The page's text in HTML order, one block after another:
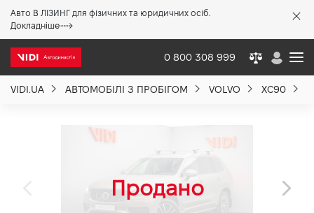
Авто В ЛІЗИНГ для фізичних та юридичних осіб.
Докладніше
0 800 308 999
VIDI.UA АВТОМОБІЛІ З ПРОБІГОМ VOLVO XC90